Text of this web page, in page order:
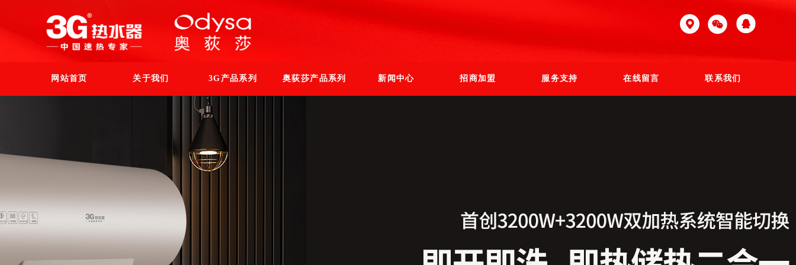
网站首页 关于我们 3G产品系列 奥荻莎产品系列 新闻中心 招商加盟 服务支持 在线留言 联系我们